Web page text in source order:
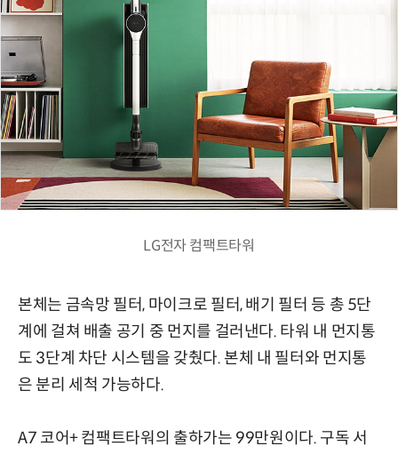
LG전자 컴팩트타워
본체는 금속망 필터, 마이크로 필터, 배기 필터 등 총 5단
계에 걸쳐 배출 공기 중 먼지를 걸러낸다. 타워 내 먼지통
도 3단계 차단 시스템을 갖췄다. 본체 내 필터와 먼지통
은 분리 세척 가능하다.
A7 코어+ 컴팩트타워의 출하가는 99만원이다. 구독 서